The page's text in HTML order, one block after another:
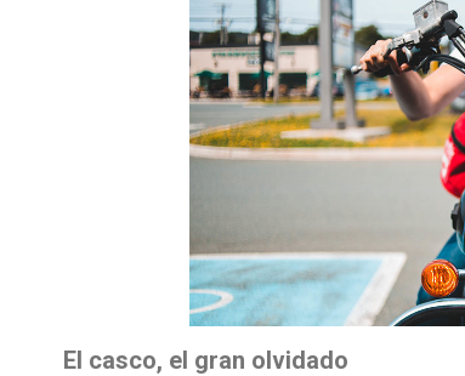
El casco, el gran olvidado